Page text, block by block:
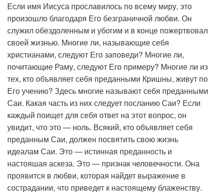
Если имя Иисуса прославилось по всему миру, это
произошло благодаря Его безграничной любви. Он
служил обездоленным и убогим и в конце пожертвовал
своей жизнью. Многие ли, называющие себя
христианами, следуют Его заповеди? Многие ли,
почитающие Раму, следуют Его примеру? Многие ли из
тех, кто объявляет себя преданными Кришны, живут по
Его учению? Здесь многие называют себя преданными
Саи. Какая часть из них следует посланию Саи? Если
каждый поищет для себя ответ на этот вопрос, он
увидит, что это — ноль. Всякий, кто объявляет себя
преданным Саи, должен посвятить свою жизнь
идеалам Саи. Это — истинная преданность и
настояшая аскеза. Это — признак человечности. Она
проявится в любви, которая найдет выражение в
сострадании, что приведет к настоящему блаженству.